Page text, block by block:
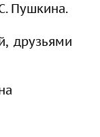
Пушкина.
друзьями